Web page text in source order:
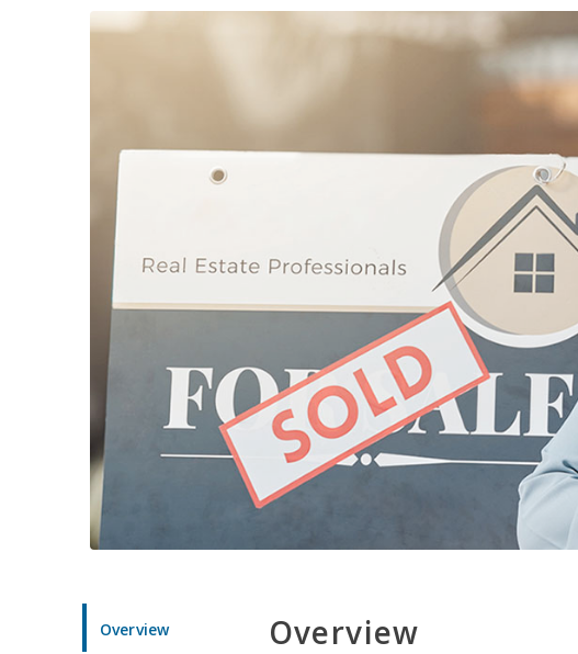
Overview Overview